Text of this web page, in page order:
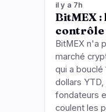
il y a 7h
BitMEX
contrôle
BitMEX n'a
marché
qui a bouclé
dollars
fondateurs
coulent les